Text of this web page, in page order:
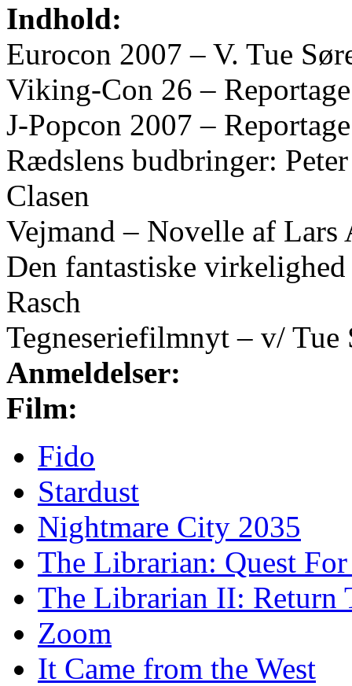
Indhold:
Eurocon 2007 – V. Tue
Viking-Con 26 – Reportage
J-Popcon 2007 – Reportage
Rædslens budbringer:
Clasen
Vejmand – Novelle af Lars
Den fantastiske
Rasch
Tegneseriefilmnyt – v/ Tue
Anmeldelser:
Film:
Fido
Stardust
Nightmare City 2035
The Librarian: Quest For
The Librarian II: Return
Zoom
It Came from the West